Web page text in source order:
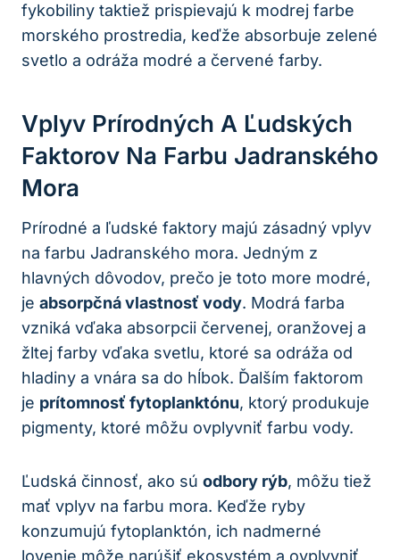
fykobiliny taktiež prispievajú k modrej farbe
morského prostredia, keďže absorbuje zelené
svetlo a odráža modré a červené farby.
Vplyv Prírodných A Ľudských
Faktorov Na Farbu Jadranského
Mora
Prírodné a ľudské faktory majú zásadný vplyv
na farbu Jadranského mora. Jedným z
hlavných dôvodov, prečo je toto more modré,
je absorpčná vlastnosť vody. Modrá farba
vzniká vďaka absorpcii červenej, oranžovej a
žltej farby vďaka svetlu, ktoré sa odráža od
hladiny a vnára sa do hĺbok. Ďalším faktorom
je prítomnosť fytoplanktónu, ktorý produkuje
pigmenty, ktoré môžu ovplyvniť farbu vody.
Ľudská činnosť, ako sú odbory rýb, môžu tiež
mať vplyv na farbu mora. Keďže ryby
konzumujú fytoplanktón, ich nadmerné
lovenie môže narúšiť ekosystém a ovplyvniť